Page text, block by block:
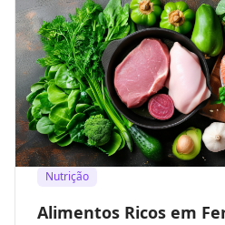
Nutrição
Alimentos Ricos em